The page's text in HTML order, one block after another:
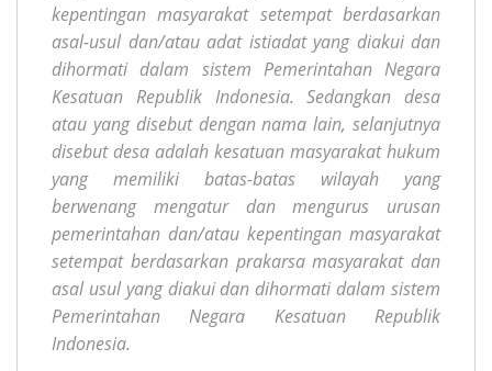
kepentingan masyarakat setempat berdasarkan
asal-usul dan/atau adat istiadat yang diakui dan
dihormati dalam sistem Pemerintahan Negara
Kesatuan Republik Indonesia. Sedangkan desa
atau yang disebut dengan nama lain, selanjutnya
disebut desa adalah kesatuan masyarakat hukum
yang memiliki batas-batas wilayah yang
berwenang mengatur dan mengurus urusan
pemerintahan dan/atau kepentingan masyarakat
setempat berdasarkan prakarsa masyarakat dan
asal usul yang diakui dan dihormati dalam sistem
Pemerintahan Negara Kesatuan Republik
Indonesia.